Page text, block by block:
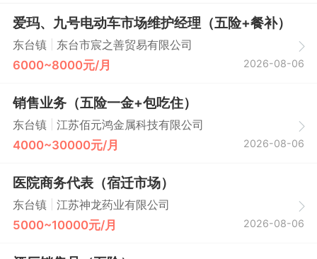
爱玛、九号电动车市场维护经理（五险+餐补）
东台镇 东台市宸之善贸易有限公司
6000~8000元/月 2026-08-06
销售业务（五险一金+包吃住）
东台镇 江苏佰元鸿金属科技有限公司
4000~30000元/月 2026-08-06
医院商务代表（宿迁市场）
东台镇 江苏神龙药业有限公司
5000~10000元/月 2026-08-06